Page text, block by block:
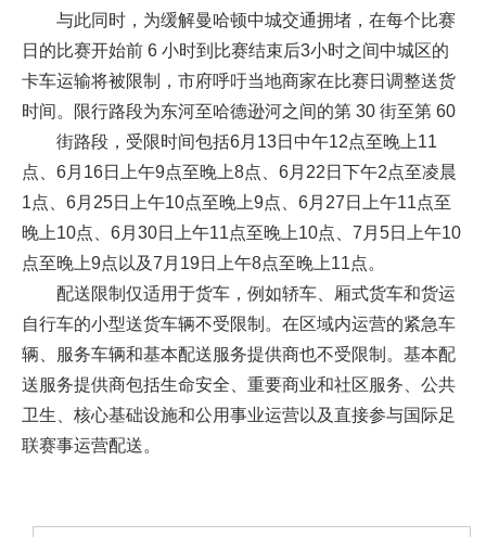
与此同时，为缓解曼哈顿中城交通拥堵，在每个比赛
日的比赛开始前 6 小时到比赛结束后3小时之间中城区的
卡车运输将被限制，市府呼吁当地商家在比赛日调整送货
时间。限行路段为东河至哈德逊河之间的第 30 街至第 60
街路段，受限时间包括6月13日中午12点至晚上11
点、6月16日上午9点至晚上8点、6月22日下午2点至凌晨
1点、6月25日上午10点至晚上9点、6月27日上午11点至
晚上10点、6月30日上午11点至晚上10点、7月5日上午10
点至晚上9点以及7月19日上午8点至晚上11点。
配送限制仅适用于货车，例如轿车、厢式货车和货运
自行车的小型送货车辆不受限制。在区域内运营的紧急车
辆、服务车辆和基本配送服务提供商也不受限制。基本配
送服务提供商包括生命安全、重要商业和社区服务、公共
卫生、核心基础设施和公用事业运营以及直接参与国际足
联赛事运营配送。